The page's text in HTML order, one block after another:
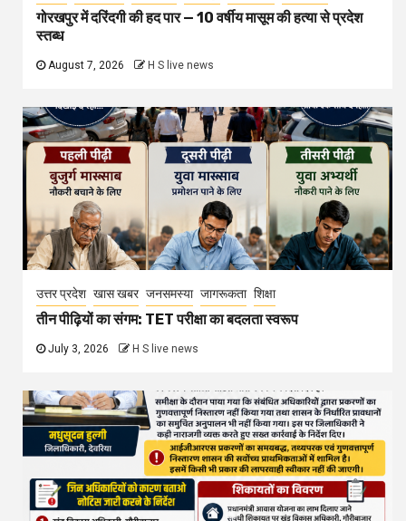
गोरखपुर में दरिंदगी की हद पार — 10 वर्षीय मासूम की हत्या से प्रदेश
स्तब्ध
August 7, 2026 H S live news
उत्तर प्रदेश खास खबर जनसमस्या जागरूकता शिक्षा
तीन पीढ़ियों का संगम: TET परीक्षा का बदलता स्वरूप
July 3, 2026 H S live news